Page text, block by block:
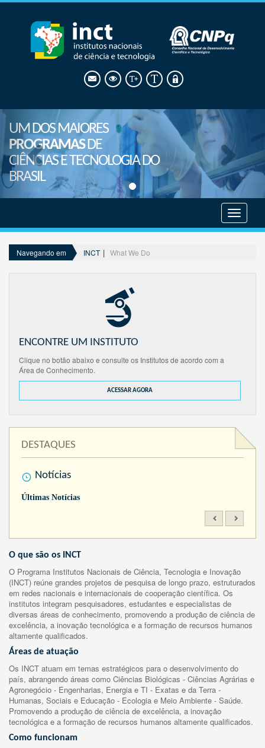
UM DOS MAIORES
PROGRAMASDE
CIÊNCIAS E TECNOLOGIA DO
BRASIL
menu
Navegando em INCT What We Do
ENCONTRE UM INSTITUTO
Clique no botão abaixo e consulte os Institutos de acordo com a
Área de Conhecimento.
ACESSAR AGORA
DESTAQUES
Notícias
Últimas Notícias
O que são os INCT
O Programa Institutos Nacionais de Ciência, Tecnologia e Inovação
(INCT) reúne grandes projetos de pesquisa de longo prazo, estruturados
em redes nacionais e internacionais de cooperação científica. Os
institutos integram pesquisadores, estudantes e especialistas de
diversas áreas de conhecimento, promovendo a produção de ciência de
excelência, a inovação tecnológica e a formação de recursos humanos
altamente qualificados.
Áreas de atuação
Os INCT atuam em temas estratégicos para o desenvolvimento do
país, abrangendo áreas como Ciências Biológicas - Ciências Agrárias e
Agronegócio - Engenharias, Energia e TI - Exatas e da Terra -
Humanas, Sociais e Educação - Ecologia e Meio Ambiente - Saúde.
Promovendo a produção de ciência de excelência, a inovação
tecnológica e a formação de recursos humanos altamente qualificados.
Como funcionam